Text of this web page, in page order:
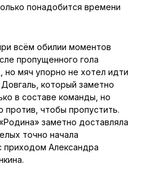
понадобится времени
всём обилии моментов
пропущенного гола
но мяч упорно не хотел идти
который заметно
в составе команды, но
против, чтобы пропустить.
заметно доставляла
точно начала
приходом Александра